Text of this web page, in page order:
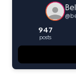
@
947
posts